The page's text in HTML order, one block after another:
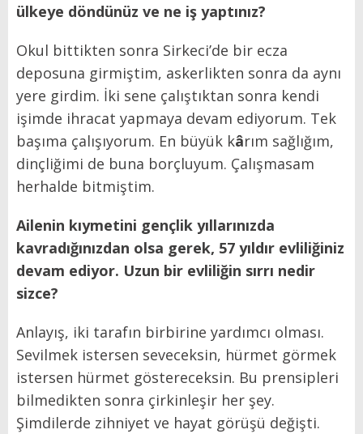
ülkeye döndünüz ve ne iş yaptınız?
Okul bittikten sonra Sirkeci’de bir ecza
deposuna girmiştim, askerlikten sonra da aynı
yere girdim. İki sene çalıştıktan sonra kendi
işimde ihracat yapmaya devam ediyorum. Tek
başıma çalışıyorum. En büyük kârım sağlığım,
dinçliğimi de buna borçluyum. Çalışmasam
herhalde bitmiştim.
Ailenin kıymetini gençlik yıllarınızda
kavradığınızdan olsa gerek, 57 yıldır evliliğiniz
devam ediyor. Uzun bir evliliğin sırrı nedir
sizce?
Anlayış, iki tarafın birbirine yardımcı olması.
Sevilmek istersen seveceksin, hürmet görmek
istersen hürmet göstereceksin. Bu prensipleri
bilmedikten sonra çirkinleşir her şey.
Şimdilerde zihniyet ve hayat görüşü değişti.